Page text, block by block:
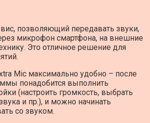
позволяющий передавать звуки,
микрофон смартфона, на внешние
Это отличное решение для
Mic максимально удобно – после
понадобится выполнить
(настроить громкость, выбрать
и пр.), и можно начинать
со звуком.